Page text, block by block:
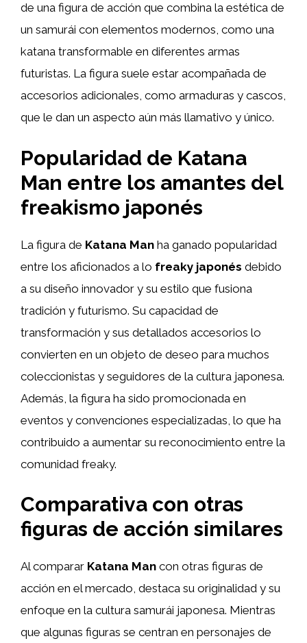
de una figura de acción que combina la estética de
un samurái con elementos modernos, como una
katana transformable en diferentes armas
futuristas. La figura suele estar acompañada de
accesorios adicionales, como armaduras y cascos,
que le dan un aspecto aún más llamativo y único.
Popularidad de Katana
Man entre los amantes del
freakismo japonés
La figura de Katana Man ha ganado popularidad
entre los aficionados a lo freaky japonés debido
a su diseño innovador y su estilo que fusiona
tradición y futurismo. Su capacidad de
transformación y sus detallados accesorios lo
convierten en un objeto de deseo para muchos
coleccionistas y seguidores de la cultura japonesa.
Además, la figura ha sido promocionada en
eventos y convenciones especializadas, lo que ha
contribuido a aumentar su reconocimiento entre la
comunidad freaky.
Comparativa con otras
figuras de acción similares
Al comparar Katana Man con otras figuras de
acción en el mercado, destaca su originalidad y su
enfoque en la cultura samurái japonesa. Mientras
que algunas figuras se centran en personajes de